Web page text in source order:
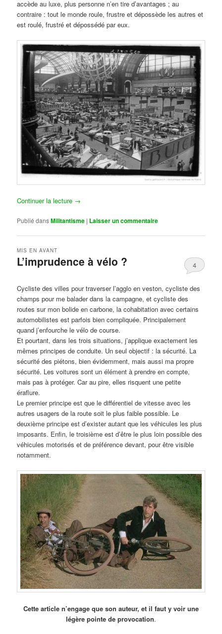
accède au luxe, plus personne n’en tire d’avantages ; au
contraire : tout le monde roule, frustre et dépossède les autres et
est roulé, frustré et dépossédé par eux.
Continuer la lecture →
Publié dansMilitantisme | Laisser un commentaire
L’imprudence à vélo ?
MIS EN AVANT
4
Cycliste des villes pour traverser l’agglo en veston, cycliste des
champs pour me balader dans la campagne, et cycliste des
routes sur mon bolide en carbone, la cohabitation avec certains
automobilistes est parfois bien compliquée. Principalement
quand j’enfourche le vélo de course.
Et pourtant, dans les trois situations, j’applique exactement les
mêmes principes de conduite. Un seul objectif : la sécurité. La
sécurité des piétons, bien évidemment, mais aussi ma propre
sécurité. Les voitures sont un élément à prendre en compte,
mais pas à protéger. Car au pire, elles risquent une petite
éraflure.
Le premier principe est que le différentiel de vitesse avec les
autres usagers de la route soit le plus faible possible. Le
deuxième principe est d’exister autant que les véhicules les plus
imposants. Enfin, le troisième est d’être le plus loin possible des
véhicules motorisés et de préférence devant, pour être visible
notamment.
Cette article n’engage que son auteur, et il faut y voir une
légère pointe de provocation.